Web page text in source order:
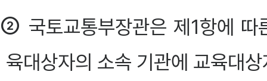
② 국토교통부장관은 제1항에
육대상자의 소속 기관에 교육대